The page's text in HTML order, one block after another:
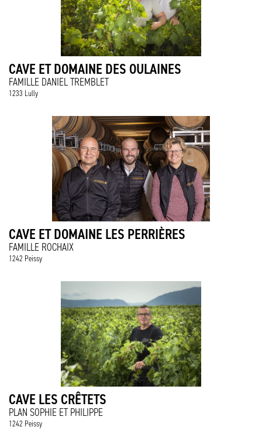
CAVE ET DOMAINE DES OULAINES
FAMILLE DANIEL TREMBLET
1233 Lully
CAVE ET DOMAINE LES PERRIÈRES
FAMILLE ROCHAIX
1242 Peissy
CAVE LES CRÊTETS
PLAN SOPHIE ET PHILIPPE
1242 Peissy